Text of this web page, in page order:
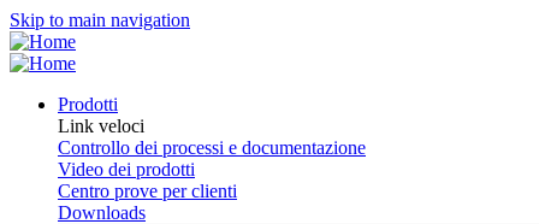
Skip to main navigation
Prodotti
Link veloci
Controllo dei processi e documentazione
Video dei prodotti
Centro prove per clienti
Downloads